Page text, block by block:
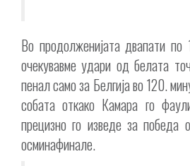
Во продолженијата двапати по
очекувавме удари од белата
пенал само за Белгија во 120.
собата откако Камара го
прецизно го изведе за
осминафинале.